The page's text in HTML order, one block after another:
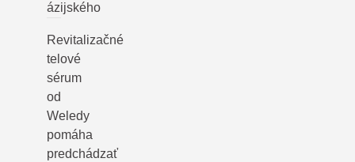
ázijského
Revitalizačné
telové
sérum
od
Weledy
pomáha
predchádzať